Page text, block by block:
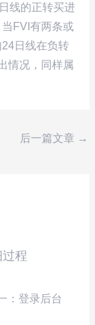
线的正转买进
FVI有两条或
日线在负转
情况，同样属
后一篇文章 →
程
：登录后台